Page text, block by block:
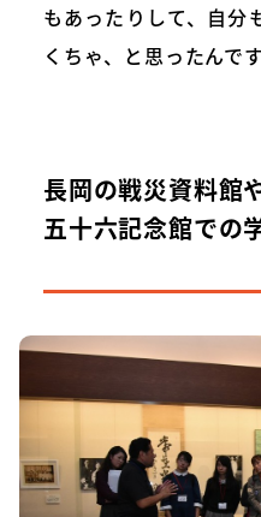
もあったりして、自分
くちゃ、と思ったんです
長岡の戦災資料館
五十六記念館での